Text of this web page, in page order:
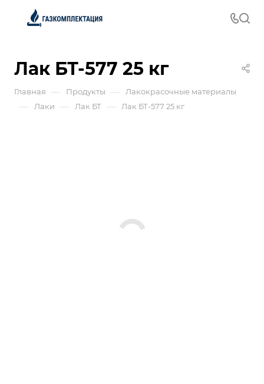
Лак БТ-577 25 кг
Главная — Продукты — Лакокрасочные материалы
— Лаки — Лак БТ — Лак БТ-577 25 кг